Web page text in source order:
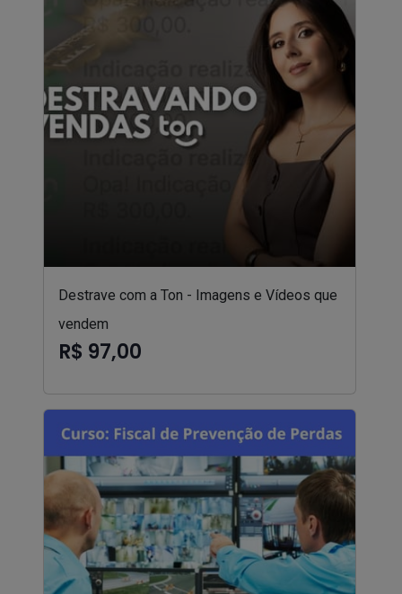
Destrave com a Ton - Imagens e Vídeos que
vendem
R$ 97,00